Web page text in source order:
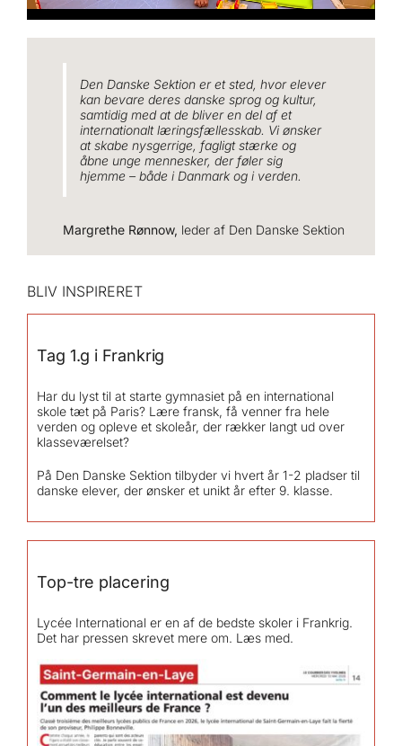
Den Danske Sektion er et sted, hvor elever
kan bevare deres danske sprog og kultur,
samtidig med at de bliver en del af et
internationalt læringsfællesskab. Vi ønsker
at skabe nysgerrige, fagligt stærke og
åbne unge mennesker, der føler sig
hjemme – både i Danmark og i verden.
Margrethe Rønnow, leder af Den Danske Sektion
BLIV INSPIRERET
Tag 1.g i Frankrig
Har du lyst til at starte gymnasiet på en international
skole tæt på Paris? Lære fransk, få venner fra hele
verden og opleve et skoleår, der rækker langt ud over
klasseværelset?
På Den Danske Sektion tilbyder vi hvert år 1-2 pladser til
danske elever, der ønsker et unikt år efter 9. klasse.
Top-tre placering
Lycée International er en af de bedste skoler i Frankrig.
Det har pressen skrevet mere om. Læs med.